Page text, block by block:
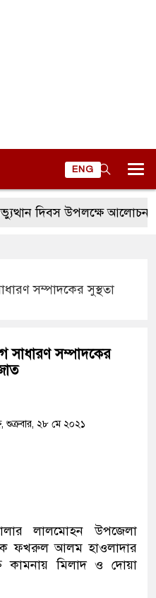
ENG
দিবস উপলক্ষে আলোচনা সভা
সম্পাদকের সুস্থতা
সম্পাদকের
২৮ মে ২০২১
লালমোহন উপজেলা
ফখরুল আলম হাওলাদার
কামনায় মিলাদ ও দোয়া